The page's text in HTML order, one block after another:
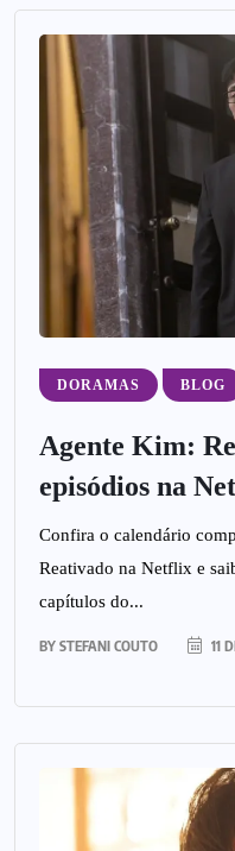
DORAMAS BLOG
Agente Kim:
episódios na
Confira o calendário
Reativado na Netflix e
capítulos do...
BY STEFANI COUTO 11